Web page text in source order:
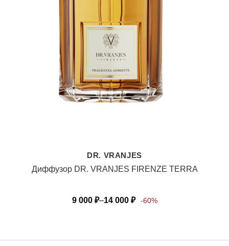
DR. VRANJES
Диффузор DR. VRANJES FIRENZE TERRA
9 000 ₽–14 000 ₽ -60%